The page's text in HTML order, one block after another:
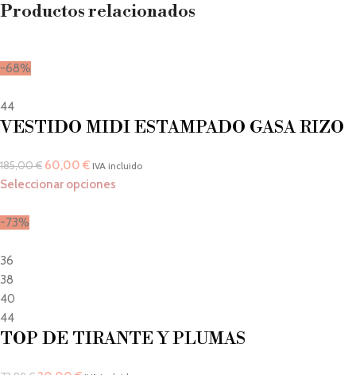
Productos relacionados
-68%
44
VESTIDO MIDI ESTAMPADO GASA RIZO
185,00€ 60,00 € IVA incluido
Seleccionar opciones
-73%
36
38
40
44
TOP DE TIRANTE Y PLUMAS